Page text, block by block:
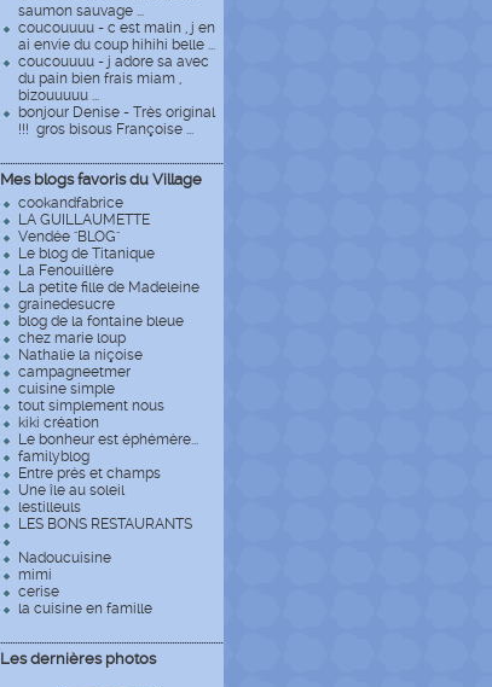
saumon sauvage ...
coucouuuu - c est malin , j en
ai envie du coup hihihi belle ...
coucouuuu - j adore sa avec
du pain bien frais miam ,
bizouuuuu ...
bonjour Denise - Très original
!!! gros bisous Françoise ...
Mes blogs favoris du Village
cookandfabrice
LA GUILLAUMETTE
Vendée "BLOG"
Le blog de Titanique
La Fenouillère
La petite fille de Madeleine
grainedesucre
blog de la fontaine bleue
chez marie loup
Nathalie la niçoise
campagneetmer
cuisine simple
tout simplement nous
kiki création
Le bonheur est éphémère...
familyblog
Entre prés et champs
Une île au soleil
lestilleuls
LES BONS RESTAURANTS
Nadoucuisine
mimi
cerise
la cuisine en famille
Les dernières photos